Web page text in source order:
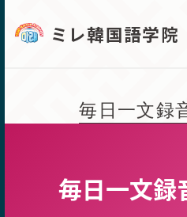
ミレ韓国語学院
毎日一文録
毎日一文録